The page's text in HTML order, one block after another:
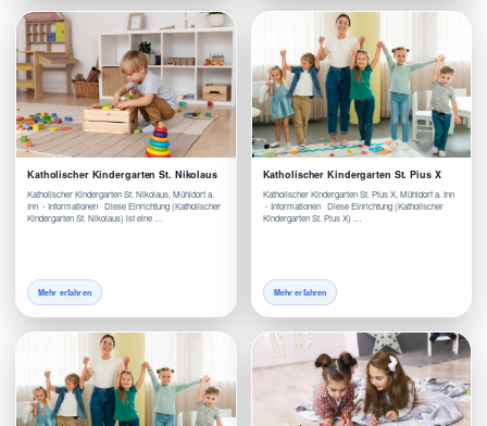
Katholischer Kindergarten St. Nikolaus
Katholischer Kindergarten St. Nikolaus, Mühldorf a.
Inn - Informationen Diese Einrichtung (Katholischer
Kindergarten St. Nikolaus) ist eine …
Mehr erfahren
Katholischer Kindergarten St. Pius X
Katholischer Kindergarten St. Pius X, Mühldorf a. Inn
- Informationen Diese Einrichtung (Katholischer
Kindergarten St. Pius X) …
Mehr erfahren